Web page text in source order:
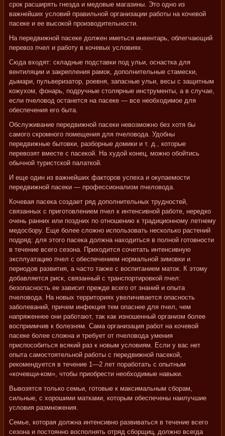
срок расширять гнезда и медовые магазины. Это одно из
важнейших условий правильной организации работы на кочевой
пасеке и ее высокой производительности.
На передвижной пасеке должен иметься инвентарь, облегчающий
перевоз пчел и работу в кочевых условиях.
Сюда входят: складные подставки под ульи, оснастка для
вентиляции и закрепления рамок, дополнительные стамески,
дымари, пульверизатор, роевня, запасные ульи, весы с защитным
кожухом, фонарь, подручные столярные инструменты, а в случае,
если пчеловод останется на пасеке — все необходимое для
обеспечения его быта.
Обслуживание передвижной пасеки невозможно без хотя бы
самого скромного помещения для пчеловода. Удобны
передвижные бытовки, разборные домики и т. д., которые
перевозят вместе с пасекой. На худой конец, можно обойтись
обычной туристской палаткой.
И еще один из важнейших факторов успеха и окупаемости
передвижной пасеки — профессионализм пчеловода.
Кочевая пасека создает ряд дополнительных трудностей,
связанных с приготовлением пчел к интенсивной работе, нередко
очень ранних или поздних по отношению к традиционному летнему
медосбору. Еще более сложно использовать несколько растений
подряд: для этого пасека должна находиться в полной готовности
в течение всего сезона. Приходится сочетать интенсивную
эксплуатацию пчел с обеспечением нормальной зимовки и
периодов развития, а часто также с воспитанием маток. К этому
добавляется риск, связанный с транспортировкой пчел:
безопасность ее зависит прежде всего от знаний и опыта
пчеловода. На новых территориях увеличивается опасность
заболеваний, причем инфекция тем опаснее для пчел, чем
напряженнее они работают, так как изношенный организм более
восприимчив к болезням. Сама организация работ на кочевой
пасеке более сложна и требует от пчеловода умения
приспособиться всякий раз к новым условиям. Если у вас нет
опыта самостоятельной работы с передвижной пасекой,
рекомендуется в течение 1—2 лет поработать с опытным
«кочевщи-ком», чтобы приобрести необходимые навыки.
Вывозятся только семьи, готовые к максимальным сборам,
сильные, с хорошими матками, которым обеспечены наилучшие
условия размножения.
Семье, которая должна интенсивно развиваться в течение всего
сезона и постоянно восполнять отряд сборщиц, должно всегда